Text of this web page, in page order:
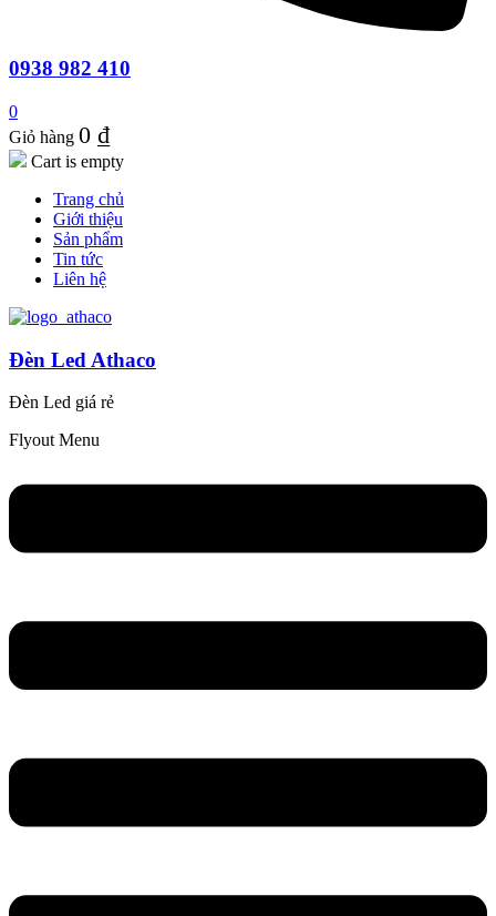
0938 982 410
0
Giỏ hàng 0 ₫
Cart is empty
Trang chủ
Giới thiệu
Sản phẩm
Tin tức
Liên hệ
Đèn Led Athaco
Đèn Led giá rẻ
Flyout Menu